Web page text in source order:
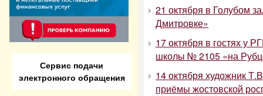
Сервис подачи
электронного обращения
21 октября в Голубом
Дмитровке»
17 октября в гостях у
школы № 2105 «на
14 октября художник
приёмы жостовской